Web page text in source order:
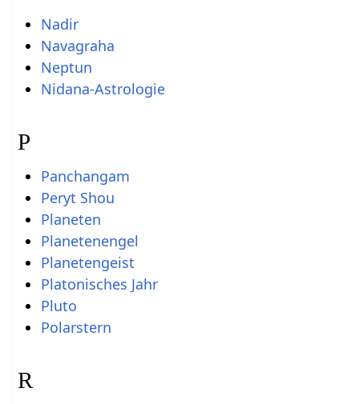
Nadir
Navagraha
Neptun
Nidana-Astrologie
P
Panchangam
Peryt Shou
Planeten
Planetenengel
Planetengeist
Platonisches Jahr
Pluto
Polarstern
R